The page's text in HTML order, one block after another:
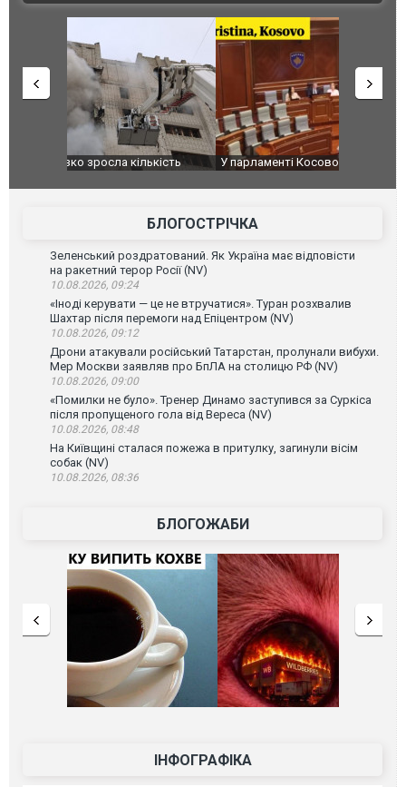
У парламенті Косово прем'єра закидали яйцями
Приїхав
до
зіркового
БЛОГОСТРІЧКА
Зеленський роздратований. Як Україна має відповісти
на ракетний терор Росії (NV)
10.08.2026, 09:24
«Іноді керувати — це не втручатися». Туран розхвалив
Шахтар після перемоги над Епіцентром (NV)
10.08.2026, 09:12
Дрони атакували російський Татарстан, пролунали вибухи.
Мер Москви заявляв про БпЛА на столицю РФ (NV)
10.08.2026, 09:00
«Помилки не було». Тренер Динамо заступився за Суркіса
після пропущеного гола від Вереса (NV)
10.08.2026, 08:48
На Київщині сталася пожежа в притулку, загинули вісім
собак (NV)
10.08.2026, 08:36
БЛОГОЖАБИ
ІНФОГРАФІКА